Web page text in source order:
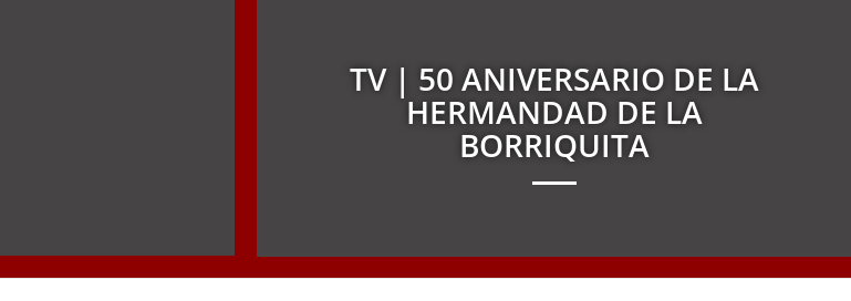
TV | 50 ANIVERSARIO DE LA
HERMANDAD DE LA
BORRIQUITA